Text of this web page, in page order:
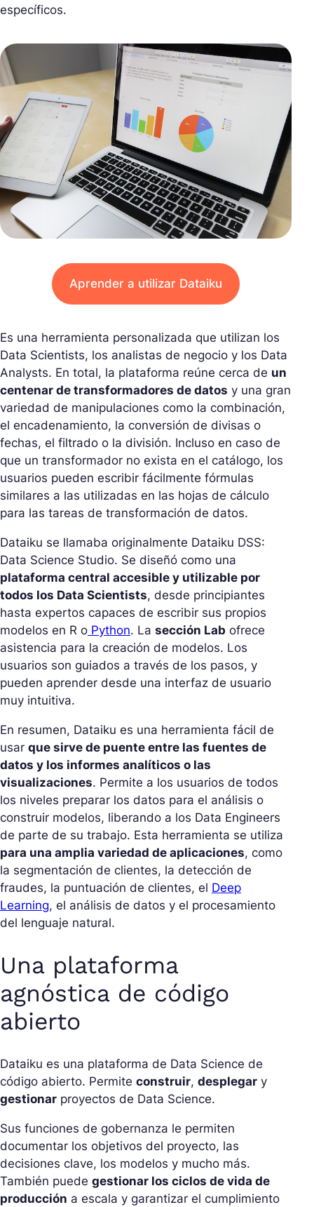
específicos.
Aprender a utilizar Dataiku
Es una herramienta personalizada que utilizan los
Data Scientists, los analistas de negocio y los Data
Analysts. En total, la plataforma reúne cerca de un
centenar de transformadores de datos y una gran
variedad de manipulaciones como la combinación,
el encadenamiento, la conversión de divisas o
fechas, el filtrado o la división. Incluso en caso de
que un transformador no exista en el catálogo, los
usuarios pueden escribir fácilmente fórmulas
similares a las utilizadas en las hojas de cálculo
para las tareas de transformación de datos.
Dataiku se llamaba originalmente Dataiku DSS:
Data Science Studio. Se diseñó como una
plataforma central accesible y utilizable por
todos los Data Scientists, desde principiantes
hasta expertos capaces de escribir sus propios
modelos en R o Python. La sección Lab ofrece
asistencia para la creación de modelos. Los
usuarios son guiados a través de los pasos, y
pueden aprender desde una interfaz de usuario
muy intuitiva.
En resumen, Dataiku es una herramienta fácil de
usar que sirve de puente entre las fuentes de
datos y los informes analíticos o las
visualizaciones. Permite a los usuarios de todos
los niveles preparar los datos para el análisis o
construir modelos, liberando a los Data Engineers
de parte de su trabajo. Esta herramienta se utiliza
para una amplia variedad de aplicaciones, como
la segmentación de clientes, la detección de
fraudes, la puntuación de clientes, el Deep
Learning, el análisis de datos y el procesamiento
del lenguaje natural.
Una plataforma
agnóstica de código
abierto
Dataiku es una plataforma de Data Science de
código abierto. Permite construir, desplegar y
gestionar proyectos de Data Science.
Sus funciones de gobernanza le permiten
documentar los objetivos del proyecto, las
decisiones clave, los modelos y mucho más.
También puede gestionar los ciclos de vida de
producción a escala y garantizar el cumplimiento